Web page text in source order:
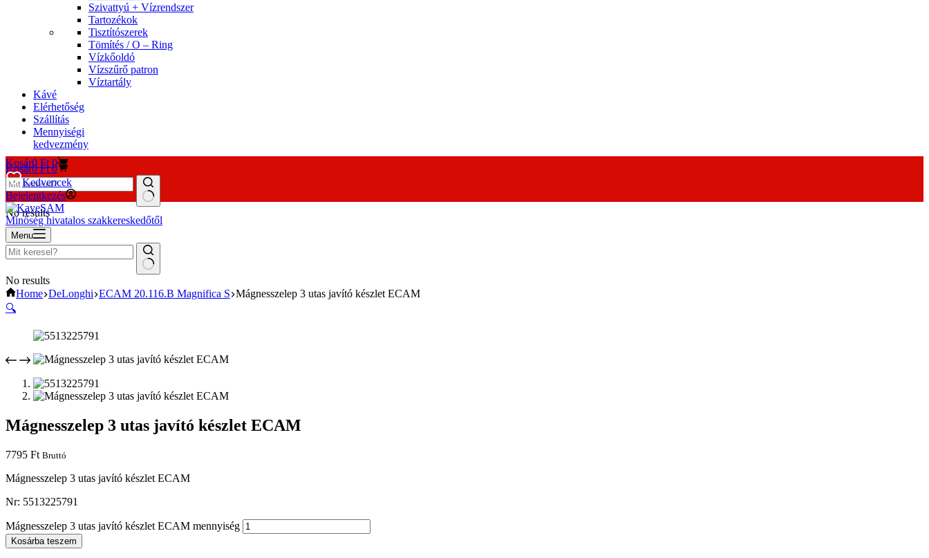
Szivattyú + Vízrendszer
Tartozékok
Tisztítószerek
Tömítés / O – Ring
Vízkőoldó
Vízszűrő patron
Víztartály
Kávé
Elérhetőség
Szállítás
Mennyiségi
kedvezmény
Kosár0Ft 0
No results
Kosár0 Ft 0
Kedvencek
Bejelentkezés
Minőség hivatalos szakkereskedőtől
Menu
No results
Home DeLonghi ECAM 20.116.B Magnifica S Mágnesszelep 3 utas javító készlet ECAM
🔍
Mágnesszelep 3 utas javító készlet ECAM
7795 Ft Bruttó
Mágnesszelep 3 utas javító készlet ECAM
Nr: 5513225791
Mágnesszelep 3 utas javító készlet ECAM mennyiség
Kosárba teszem